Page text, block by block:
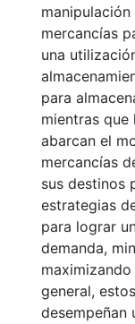
mercancías
una
para
mientras
abarcan el
mercancías
sus destinos
estrategias
para lograr
demanda,
general,
desempeñan